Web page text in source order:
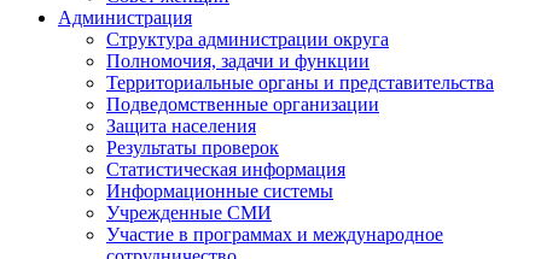
Администрация
Структура администрации округа
Полномочия, задачи и функции
Территориальные органы и представительства
Подведомственные организации
Защита населения
Результаты проверок
Статистическая информация
Информационные системы
Учрежденные СМИ
Участие в программах и международное